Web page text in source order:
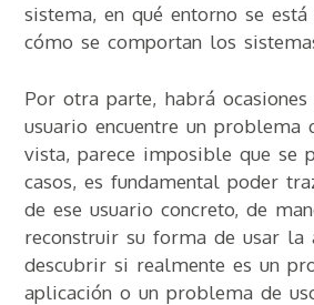
sistema, en qué entorno se está
cómo se comportan los
Por otra parte, habrá ocasiones
usuario encuentre un problema
vista, parece imposible que se
casos, es fundamental poder
de ese usuario concreto, de
reconstruir su forma de usar la
descubrir si realmente es un
aplicación o un problema de